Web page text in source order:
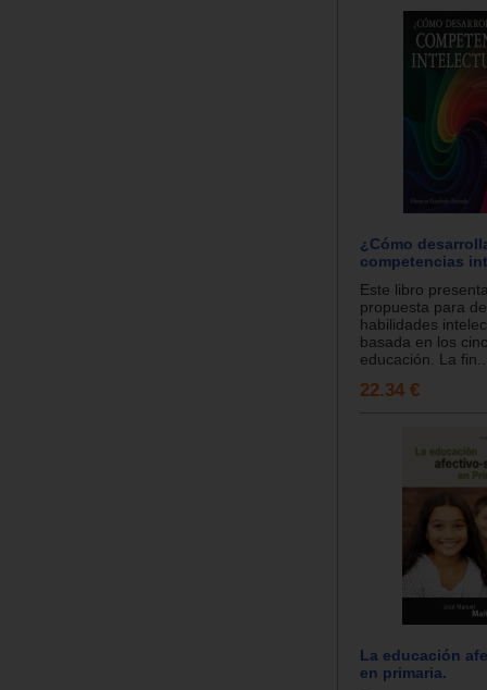
¿Cómo
competencias
Este libro
propuesta para
habilidades
basada en los
educación. La
22.34 €
La educación
en primaria.